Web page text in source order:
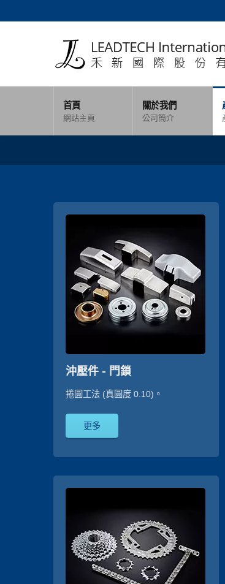
首頁
網站主頁
關於我們
公司簡介
沖壓件 - 門鎖
捲圓工法 (真圓度 0.10)。
更多